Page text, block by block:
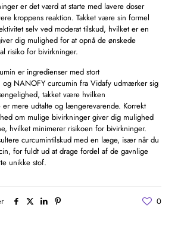
er det værd at starte med lavere doser
kroppens reaktion. Takket være sin formel
selv ved moderat tilskud, hvilket er en
dig mulighed for at opnå de ønskede
risiko for bivirkninger.
er ingredienser med stort
og NANOFY curcumin fra Vidafy udmærker sig
takket være hvilken
er mere udtalte og længerevarende. Korrekt
om mulige bivirkninger giver dig mulighed
hvilket minimerer risikoen for bivirkninger.
curcumintilskud med en læge, især når du
for fuldt ud at drage fordel af de gavnlige
unikke stof.
0